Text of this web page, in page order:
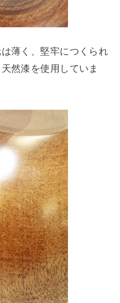
薄く、堅牢につくられ
然漆を使用していま